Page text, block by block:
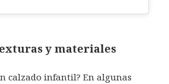
y materiales
calzado infantil? En algunas